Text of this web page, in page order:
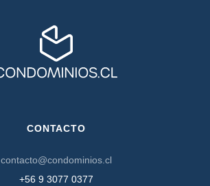
CONTACTO
contacto@condominios.cl
+56 9 3077 0377